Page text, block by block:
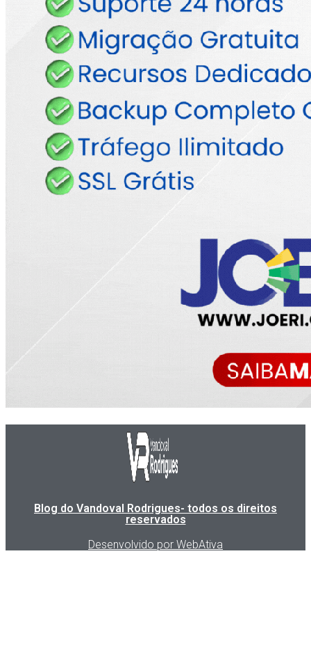
Blog do Vandoval Rodrigues- todos os direitos
reservados
Desenvolvido por WebAtiva